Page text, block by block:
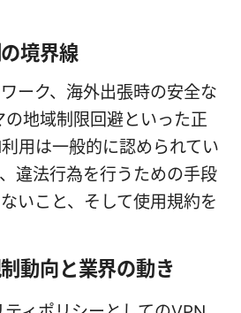
境界線
ーク、海外出張時の安全な
の地域制限回避といった正
用は一般的に認められてい
違法行為を行うための手段
いこと、そして使用規約を
動向と業界の動き